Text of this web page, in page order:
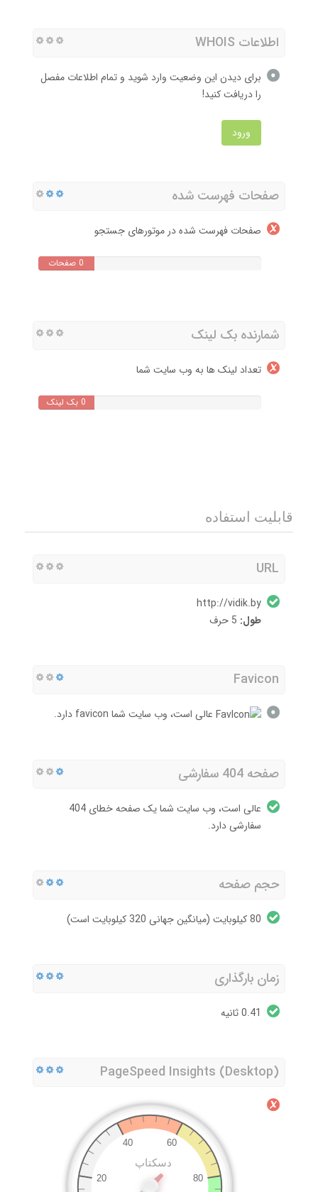
اطلاعات WHOIS
برای دیدن این وضعیت وارد شوید و تمام اطلاعات مفصل
را دریافت کنید!
ورود
صفحات فهرست شده
صفحات فهرست شده در موتورهای جستجو
0 صفحات
شمارنده بک لینک
تعداد لینک ها به وب سایت شما
0 بک لینک
قابلیت استفاده
URL
http://vidik.by
طول:
Favicon
عالی است، وب سایت شما favicon دارد.
صفحه 404 سفارشی
عالی است، وب سایت شما یک صفحه خطای 404
سفارشی دارد.
حجم صفحه
80 کیلوبایت (میانگین جهانی 320 کیلوبایت است)
زمان بارگذاری
0.41 ثانیه
PageSpeed Insights (Desktop)